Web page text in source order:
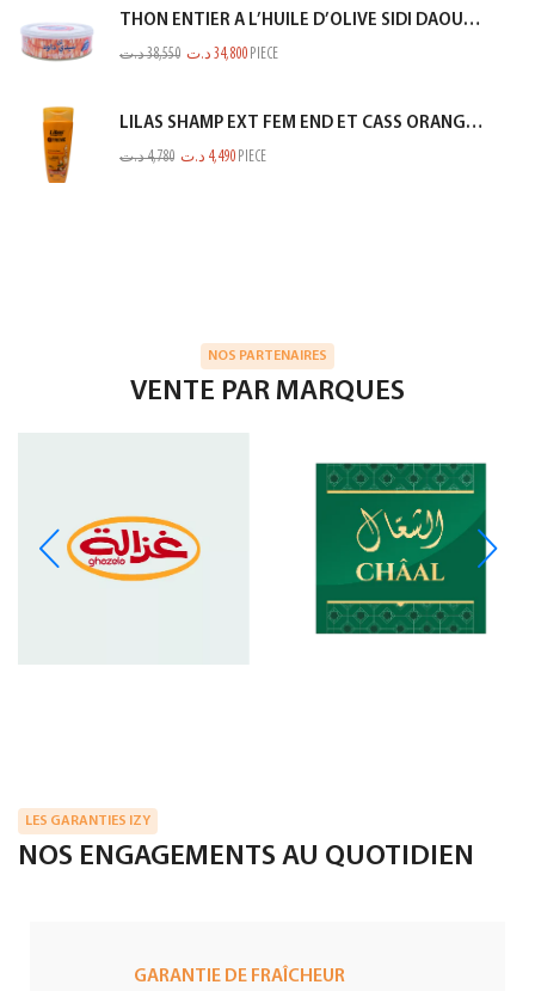
THON ENTIER A L’HUILE D’OLIVE SIDI DAOUD 950G
38,550د.ت 34,800 د.ت PIECE
LILAS SHAMP EXT FEM END ET CASS ORANGE 350ML
4,780د.ت 4,490 د.ت PIECE
NOS PARTENAIRES
VENTE PAR MARQUES
LES GARANTIES IZY
NOS ENGAGEMENTS AU QUOTIDIEN
GARANTIE DE FRAÎCHEUR